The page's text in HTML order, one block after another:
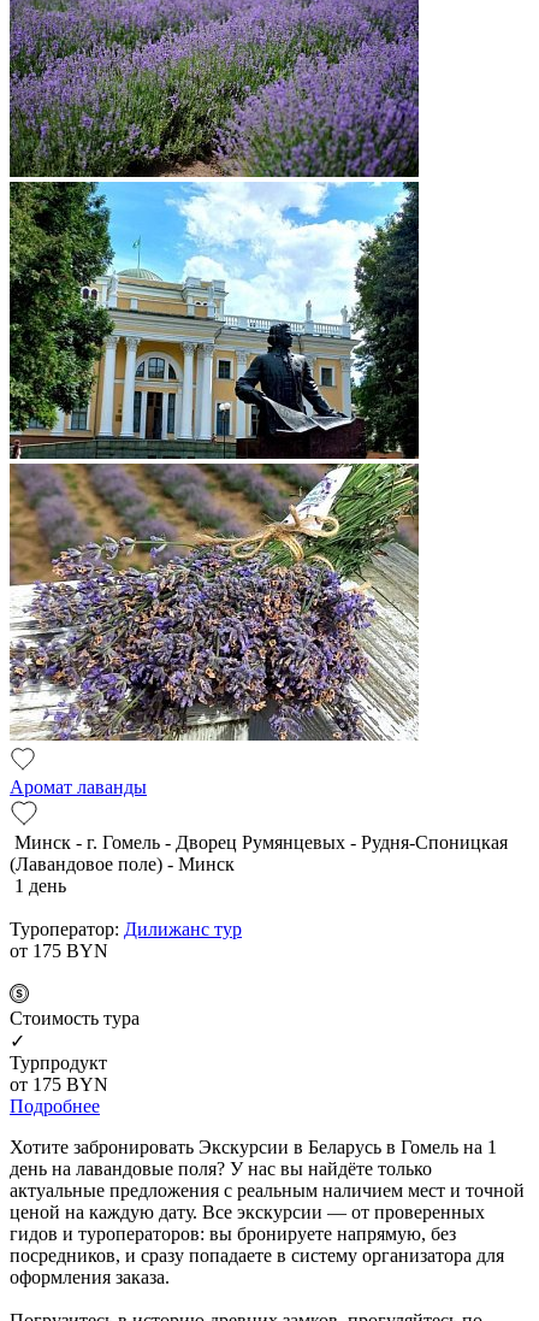
Аромат лаванды
Минск - г. Гомель - Дворец Румянцевых - Рудня-Споницкая
(Лавандовое поле) - Минск
1 день
Туроператор: Дилижанс тур
от 175 BYN
Cтоимость тура
✓
Турпродукт
от 175 BYN
Подробнее
Хотите забронировать Экскурсии в Беларусь в Гомель на 1
день на лавандовые поля? У нас вы найдёте только
актуальные предложения с реальным наличием мест и точной
ценой на каждую дату. Все экскурсии — от проверенных
гидов и туроператоров: вы бронируете напрямую, без
посредников, и сразу попадаете в систему организатора для
оформления заказа.